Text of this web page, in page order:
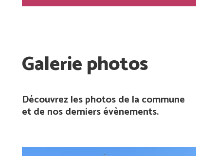
Galerie photos
Découvrez les photos de la commune
et de nos derniers évènements.